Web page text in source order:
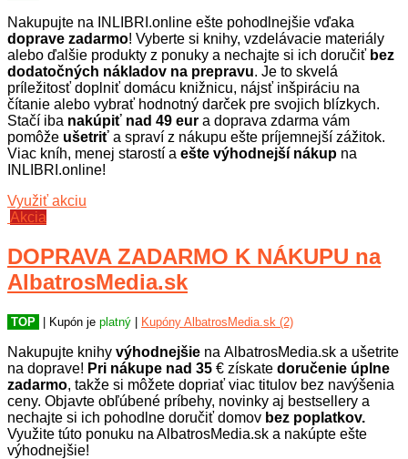
Nakupujte na INLIBRI.online ešte pohodlnejšie vďaka
doprave zadarmo! Vyberte si knihy, vzdelávacie materiály
alebo ďalšie produkty z ponuky a nechajte si ich doručiť bez
dodatočných nákladov na prepravu. Je to skvelá
príležitosť doplniť domácu knižnicu, nájsť inšpiráciu na
čítanie alebo vybrať hodnotný darček pre svojich blízkych.
Stačí iba nakúpiť nad 49 eur a doprava zdarma vám
pomôže ušetriť a spraví z nákupu ešte príjemnejší zážitok.
Viac kníh, menej starostí a ešte výhodnejší nákup na
INLIBRI.online!
Využiť akciu
Akcia
DOPRAVA ZADARMO K NÁKUPU na
AlbatrosMedia.sk
TOP | Kupón je platný Kupóny AlbatrosMedia.sk (2)
Nakupujte knihy výhodnejšie na AlbatrosMedia.sk a ušetrite
na doprave! Pri nákupe nad 35 € získate doručenie úplne
zadarmo, takže si môžete dopriať viac titulov bez navýšenia
ceny. Objavte obľúbené príbehy, novinky aj bestsellery a
nechajte si ich pohodlne doručiť domov bez poplatkov.
Využite túto ponuku na AlbatrosMedia.sk a nakúpte ešte
výhodnejšie!